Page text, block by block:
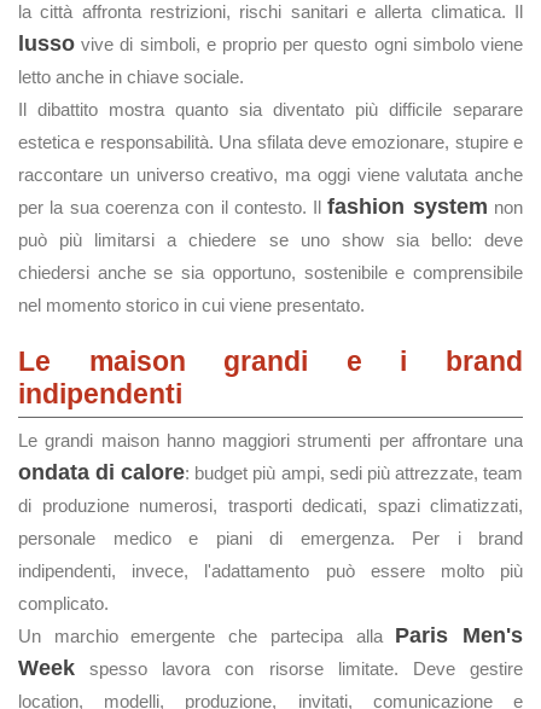
la città affronta restrizioni, rischi sanitari e allerta climatica. Il
lusso vive di simboli, e proprio per questo ogni simbolo viene
letto anche in chiave sociale.
Il dibattito mostra quanto sia diventato più difficile separare
estetica e responsabilità. Una sfilata deve emozionare, stupire e
raccontare un universo creativo, ma oggi viene valutata anche
per la sua coerenza con il contesto. Ilfashion system non
può più limitarsi a chiedere se uno show sia bello: deve
chiedersi anche se sia opportuno, sostenibile e comprensibile
nel momento storico in cui viene presentato.
Le maison grandi e i brand
indipendenti
Le grandi maison hanno maggiori strumenti per affrontare una
ondata di calore: budget più ampi, sedi più attrezzate, team
di produzione numerosi, trasporti dedicati, spazi climatizzati,
personale medico e piani di emergenza. Per i brand
indipendenti, invece, l'adattamento può essere molto più
complicato.
Un marchio emergente che partecipa alla Paris Men's
Week spesso lavora con risorse limitate. Deve gestire
location, modelli, produzione, invitati, comunicazione e